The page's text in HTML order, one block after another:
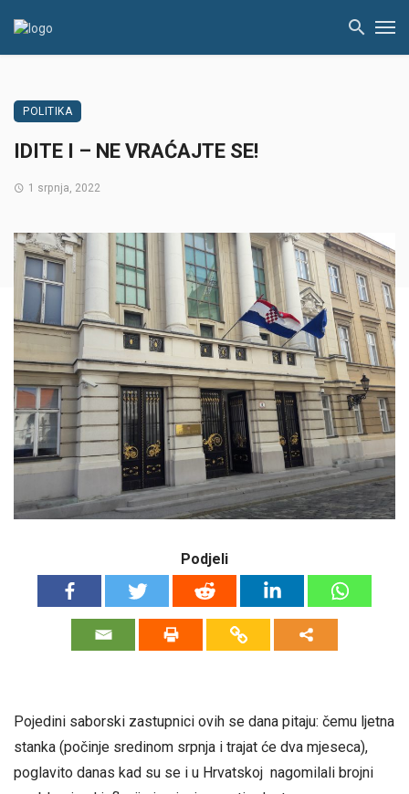
POLITIKA
IDITE I – NE VRAĆAJTE SE!
1 srpnja, 2022
Podjeli
Pojedini saborski zastupnici ovih se dana pitaju: čemu ljetna
stanka (počinje sredinom srpnja i trajat će dva mjeseca),
poglavito danas kad su se i u Hrvatskoj nagomilali brojni